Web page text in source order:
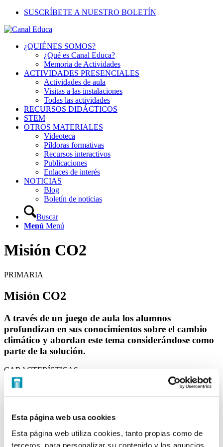
Esta página web usa cookies
Esta página web utiliza cookies, tanto propias como de
terceros, para personalizar su contenido y los anuncios
SUSCRÍBETE A NUESTRO BOLETÍN
¿QUIÉNES SOMOS?
¿Qué es Canal Educa?
Memoria de Actividades
ACTIVIDADES PRESENCIALES
Actividades de aula
Visitas a las instalaciones
Todas las actividades
RECURSOS DIDÁCTICOS
STEM
OTROS MATERIALES
Videoteca
Píldoras formativas
Recursos interactivos
Publicaciones
Enlaces de interés
NOTICIAS
Blog
Boletín de noticias
Buscar
Menú Menú
Misión CO2
PRIMARIA
Misión CO2
A través de un juego de aula los alumnos
profundizan en sus conocimientos sobre el cambio
climático y abordan este tema considerándose como
parte de la solución.
CARACTERÍSTICAS
Título:
Cursos:3º y 4º Primaria
Duración:50 minutos
Espacio:Aula
Alumnos:25-30
Recursos materiales necesarios:
Ordenador y pizarra digital o